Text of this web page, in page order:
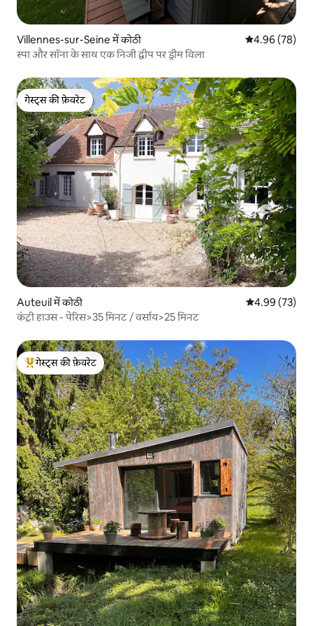
Villennes-sur-Seine में कोठी औसत रेटिंग 5 में
4.96 (78)
स्पा और सॉना के साथ एक निजी द्वीप पर ड्रीम विला
गेस्ट्स की फ़ेवरेट
गेस्ट्स की फ़ेवरेट
Auteuil में कोठी औसत रेटिंग 5 में
4.99 (73)
कंट्री हाउस - पेरिस>35 मिनट / वर्साय>25 मिनट
गेस्ट्स का टॉप फ़ेवरेट
गेस्ट्स की फ़ेवरेट